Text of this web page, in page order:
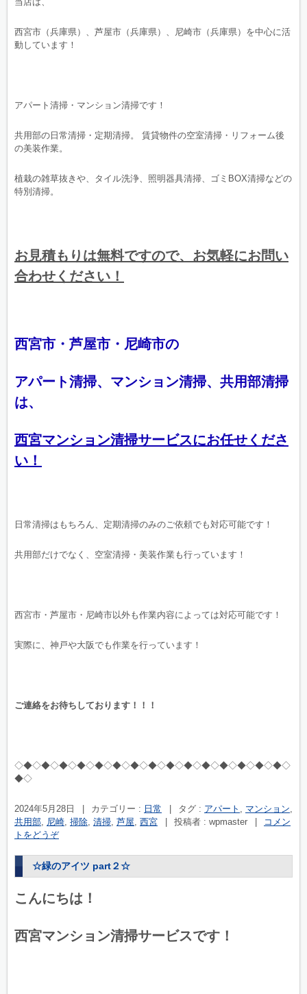
西宮市（兵庫県）、芦屋市（兵庫県）、尼崎市（兵庫県）を中心に活
動しています！
アパート清掃・マンション清掃です！
共用部の日常清掃・定期清掃。 賃貸物件の空室清掃・リフォーム後
の美装作業。
植栽の雑草抜きや、タイル洗浄、照明器具清掃、ゴミBOX清掃などの
特別清掃。
お見積もりは無料ですので、お気軽にお問い
合わせください！
西宮市・芦屋市・尼崎市の
アパート清掃、マンション清掃、共用部清掃
は、
西宮マンション清掃サービスにお任せくださ
い！
日常清掃はもちろん、定期清掃のみのご依頼でも対応可能です！
共用部だけでなく、空室清掃・美装作業も行っています！
西宮市・芦屋市・尼崎市以外も作業内容によっては対応可能です！
実際に、神戸や大阪でも作業を行っています！
ご連絡をお待ちしております！！！
◇◆◇◆◇◆◇◆◇◆◇◆◇◆◇◆◇◆◇◆◇◆◇◆◇◆◇◆◇◆◇
◆◇
2024年5月28日 カテゴリー : 日常 タグ : アパート , マンション,
共用部, 尼崎, 掃除, 清掃, 芦屋, 西宮 投稿者 : wpmaster
コメン
トをどうぞ
☆緑のアイツ part２☆
こんにちは！
西宮マンション清掃サービスです！